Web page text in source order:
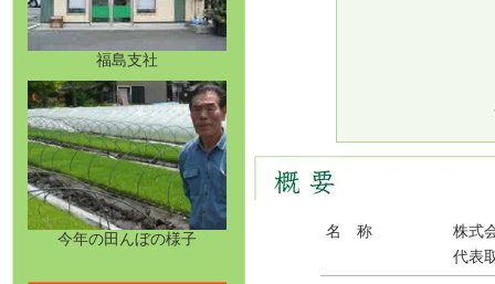
福島支社
今年の田んぼの様子 名 称
株式
代表